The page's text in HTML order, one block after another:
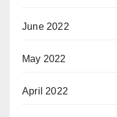
June 2022
May 2022
April 2022